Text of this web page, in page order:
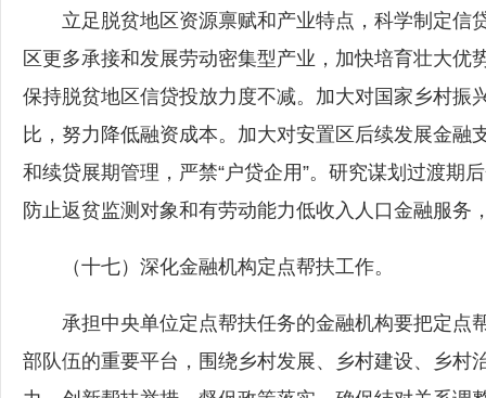
立足脱贫地区资源禀赋和产业特点，科学制定信
区更多承接和发展劳动密集型产业，加快培育壮大
保持脱贫地区信贷投放力度不减。加大对国家乡村振
比，努力降低融资成本。加大对安置区后续发展金
和续贷展期管理，严禁“户贷企用”。研究谋划过渡期
防止返贫监测对象和有劳动能力低收入人口金融服务
（十七）深化金融机构定点帮扶工作。
承担中央单位定点帮扶任务的金融机构要把定点
部队伍的重要平台，围绕乡村发展、乡村建设、乡村